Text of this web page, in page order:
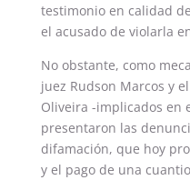
testimonio en calidad
el acusado de violarla
No obstante, como
juez Rudson Marcos y
Oliveira -implicados en
presentaron las
difamación, que hoy
y el pago de una